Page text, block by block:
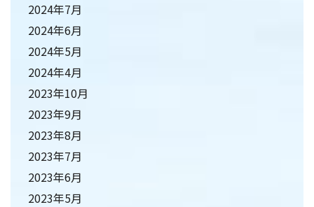
2024年7月
2024年6月
2024年5月
2024年4月
2023年10月
2023年9月
2023年8月
2023年7月
2023年6月
2023年5月